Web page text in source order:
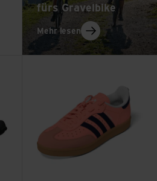
fürs Gravelbike
Mehr lesen: Bikepacking in